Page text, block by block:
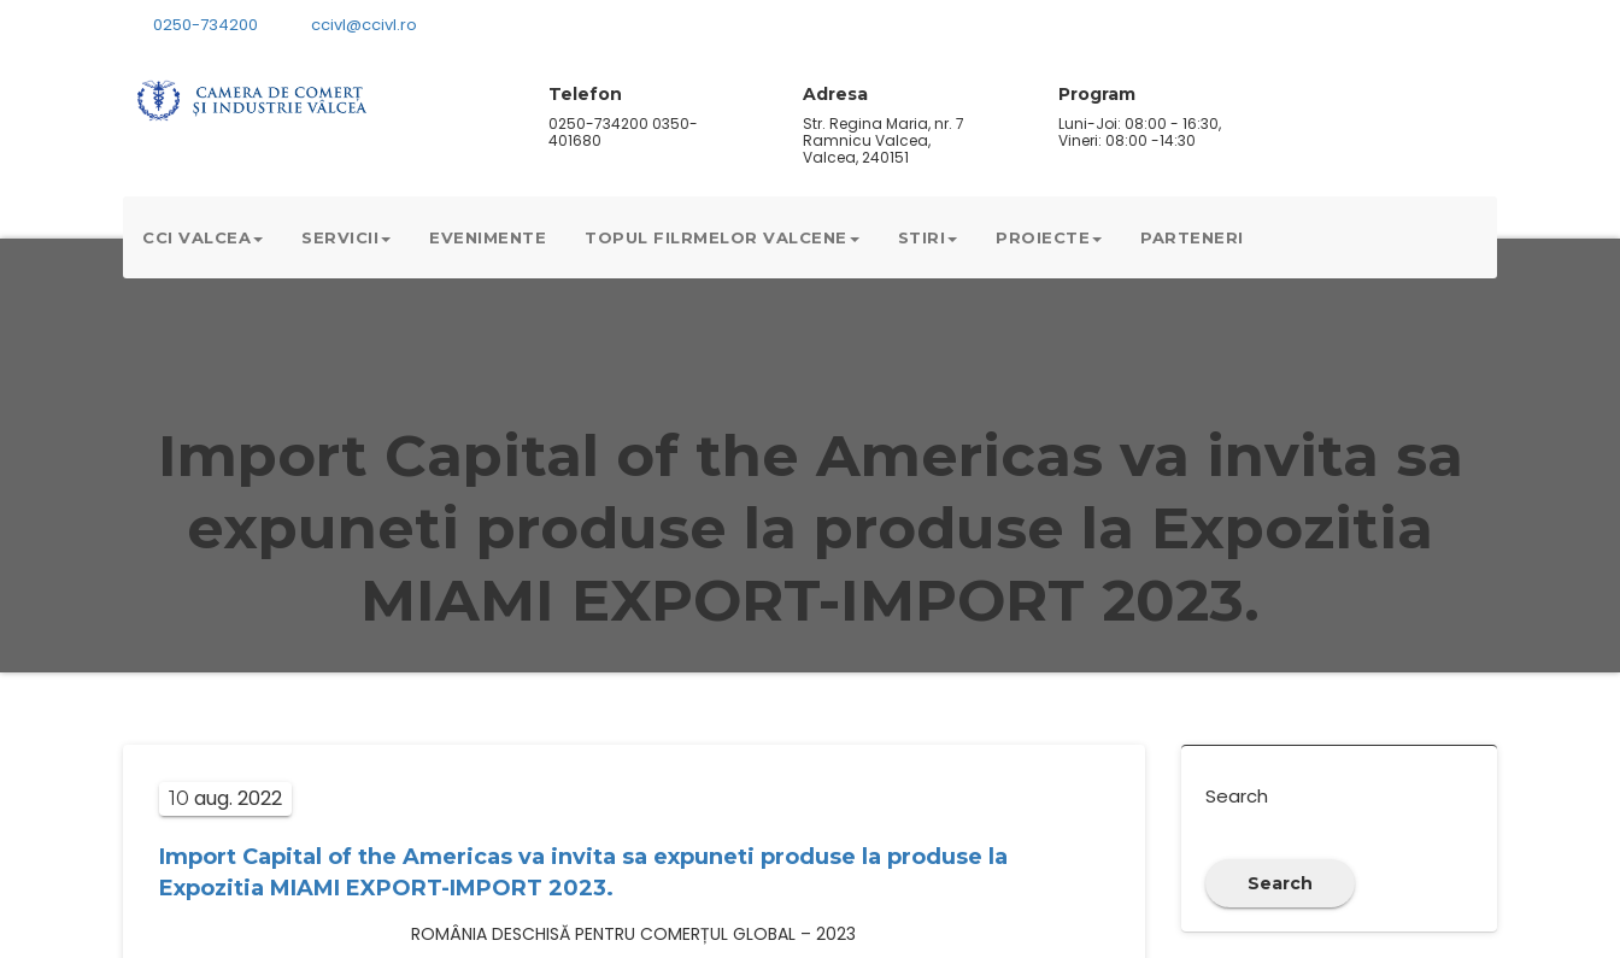
0250-734200 ccivl@ccivl.ro
Telefon
0250-734200 0350-
401680
Adresa
Str. Regina Maria, nr. 7
Ramnicu Valcea,
Valcea, 240151
Program
Luni-Joi: 08:00 - 16:30,
Vineri: 08:00 -14:30
CCI VALCEA SERVICII EVENIMENTE TOPUL FILRMELOR VALCENE STIRI PROIECTE PARTENERI
Import Capital of the Americas va invita sa
expuneti produse la produse la Expozitia
MIAMI EXPORT-IMPORT 2023.
10 aug. 2022
Import Capital of the Americas va invita sa expuneti produse la produse la
Expozitia MIAMI EXPORT-IMPORT 2023.
ROMÂNIA DESCHISĂ PENTRU COMERȚUL GLOBAL – 2023
Search
Search